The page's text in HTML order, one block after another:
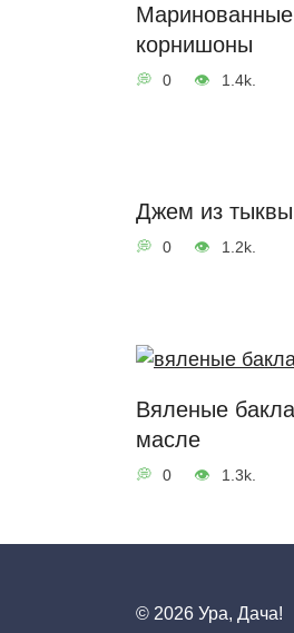
корнишоны
0 1.4k.
Джем из
0 1.2k.
Вяленые
масле
0 1.3k.
© 2026 Ура, Дача!